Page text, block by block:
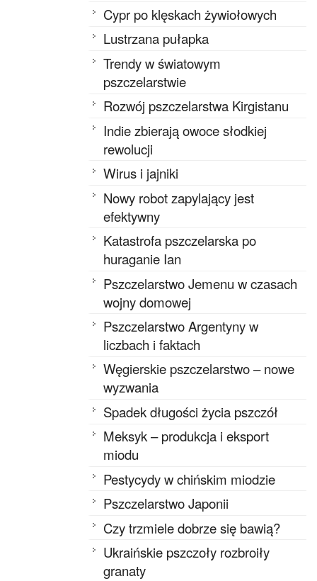
Cypr po klęskach żywiołowych
Lustrzana pułapka
Trendy w światowym
pszczelarstwie
Rozwój pszczelarstwa Kirgistanu
Indie zbierają owoce słodkiej
rewolucji
Wirus i jajniki
Nowy robot zapylający jest
efektywny
Katastrofa pszczelarska po
huraganie Ian
Pszczelarstwo Jemenu w czasach
wojny domowej
Pszczelarstwo Argentyny w
liczbach i faktach
Węgierskie pszczelarstwo – nowe
wyzwania
Spadek długości życia pszczół
Meksyk – produkcja i eksport
miodu
Pestycydy w chińskim miodzie
Pszczelarstwo Japonii
Czy trzmiele dobrze się bawią?
Ukraińskie pszczoły rozbroiły
granaty